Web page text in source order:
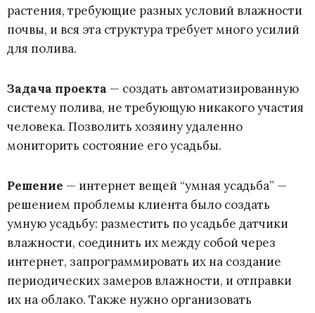
растения, требующие разных условий влажности
почвы, и вся эта структура требует много усилий
для полива.
Задача проекта — создать автоматизированную
систему полива, не требующую никакого участия
человека. Позволить хозяину удаленно
мониторить состояние его усадьбы.
Решение — интернет вещей “умная усадьба” —
решением проблемы клиента было создать
умную усадьбу: разместить по усадьбе датчики
влажности, соединить их между собой через
интернет, запрограммировать их на создание
периодических замеров влажности, и отправки
их на облако. Также нужно организовать